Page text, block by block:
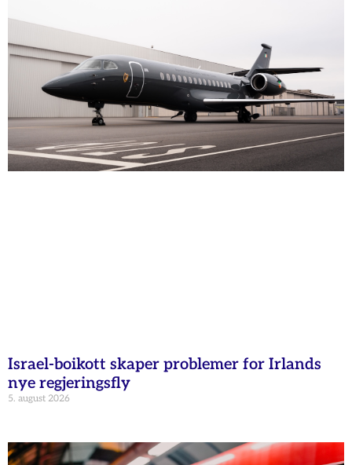
Israel-boikott skaper problemer for Irlands
nye regjeringsfly
5. august 2026